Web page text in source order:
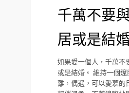
千萬不要
居或是結
如果愛一個人，千萬不
或是結婚。 維持一個遼
離，偶遇，可以愛慕的